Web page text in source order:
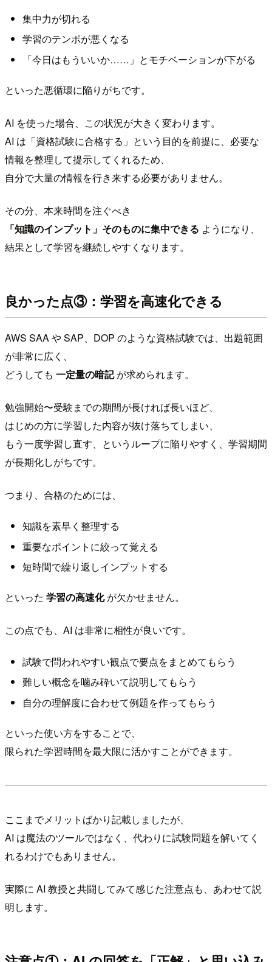
集中力が切れる
学習のテンポが悪くなる
「今日はもういいか……」とモチベーションが下がる
といった悪循環に陥りがちです。
AI を使った場合、この状況が大きく変わります。
AI は「資格試験に合格する」という目的を前提に、必要な
情報を整理して提示してくれるため、
自分で大量の情報を行き来する必要がありません。
その分、本来時間を注ぐべき
「知識のインプット」そのものに集中できる ようになり、
結果として学習を継続しやすくなります。
良かった点③：学習を高速化できる
AWS SAA や SAP、DOP のような資格試験では、出題範囲
が非常に広く、
どうしても 一定量の暗記が求められます。
勉強開始〜受験までの期間が長ければ長いほど、
はじめの方に学習した内容が抜け落ちてしまい、
もう一度学習し直す、というループに陥りやすく、学習期間
が長期化しがちです。
つまり、合格のためには、
知識を素早く整理する
重要なポイントに絞って覚える
短時間で繰り返しインプットする
といった 学習の高速化が欠かせません。
この点でも、AI は非常に相性が良いです。
試験で問われやすい観点で要点をまとめてもらう
難しい概念を噛み砕いて説明してもらう
自分の理解度に合わせて例題を作ってもらう
といった使い方をすることで、
限られた学習時間を最大限に活かすことができます。
ここまでメリットばかり記載しましたが、
AI は魔法のツールではなく、代わりに試験問題を解いてく
れるわけでもありません。
実際に AI 教授と共闘してみて感じた注意点も、あわせて説
明します。